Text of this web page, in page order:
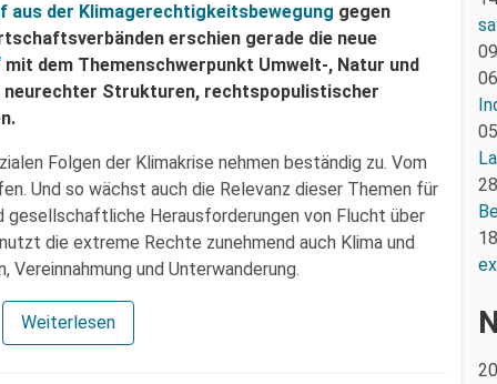
aus der Klimagerechtigkeitsbewegung gegen
erschien gerade die neue
mit dem Themenschwerpunkt Umwelt-, Natur und
neurechter Strukturen, rechtspopulistischer
Folgen der Klimakrise nehmen beständig zu. Vom
Und so wächst auch die Relevanz dieser Themen für
gesellschaftliche Herausforderungen von Flucht über
die extreme Rechte zunehmend auch Klima und
und Unterwanderung.
Weiterlesen